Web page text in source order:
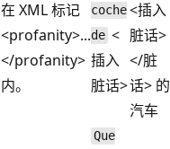
在 XML 标记
<profanity>...
</profanity>
内。
coche
de <
插入
脏话>
<插入
脏话>
</脏
话> 的
汽车
Que